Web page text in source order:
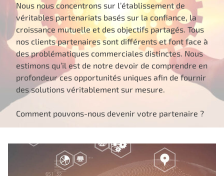
Nous nous concentrons sur l’établissement de
véritables partenariats basés sur la confiance, la
croissance mutuelle et des objectifs partagés. Tous
nos clients partenaires sont différents et font face à
des problématiques commerciales distinctes. Nous
estimons qu’il est de notre devoir de comprendre en
profondeur ces opportunités uniques afin de fournir
des solutions véritablement sur mesure.
Comment pouvons-nous devenir votre partenaire ?